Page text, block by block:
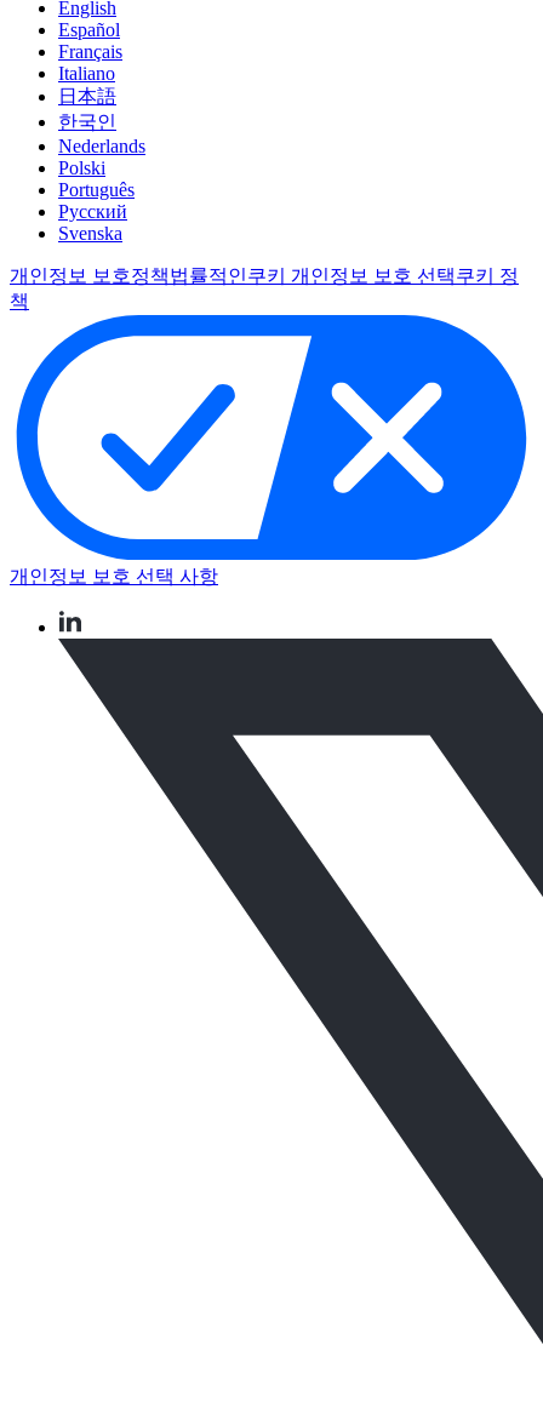
English
Español
Français
Italiano
日本語
한국인
Nederlands
Polski
Português
Pусский
Svenska
개인정보 보호정책법률적인쿠키 개인정보 보호 선택쿠키 정
책
개인정보 보호 선택 사항